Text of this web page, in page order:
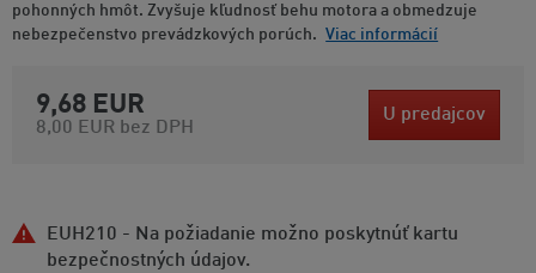
pohonných hmôt. Zvyšuje kľudnosť behu motora a obmedzuje
nebezpečenstvo prevádzkových porúch. Viac informácií
9,68 EUR
8,00 EUR bez DPH
U predajcov
EUH210 - Na požiadanie možno poskytnúť kartu
bezpečnostných údajov.